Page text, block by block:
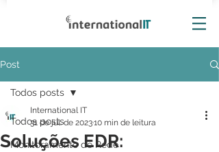
Post
Todos posts
Monitoramento de Rede
Todos posts
Soluções EDR:
International IT
31 de jul. de 202310 min de leitura